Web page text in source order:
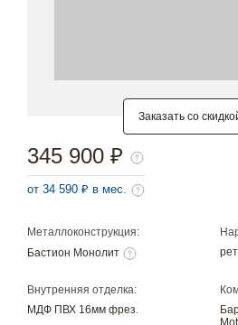
Заказать со
Металлоконструкция:
Бастион Монолит
Внутренняя отделка:
МДФ ПВХ 16мм фрез.
345 900 ₽
от 34 590 ₽ в мес.